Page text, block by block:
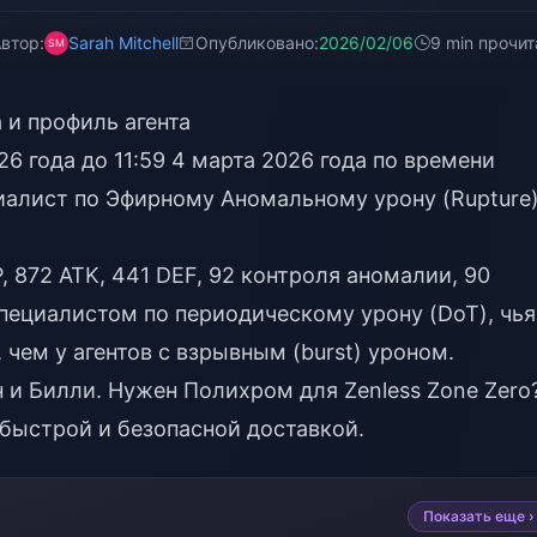
Sarah Mitchell Опубликовано:2026/02/06 9 min
профиль агента
года до 11:59 4 марта 2026 года по времени
по Эфирному Аномальному урону
872 ATK, 441 DEF, 92 контроля аномалии, 90
по периодическому урону (DoT), чья
чем у агентов с взрывным (burst) уроном.
и Билли. Нужен Полихром для Zenless Zone Zero
и безопасной доставкой.
Показать еще ›